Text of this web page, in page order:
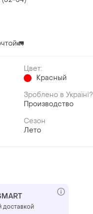
Цвет:
Красный
Зроблено в Україні?
Производство
Сезон
Лето
доставкой